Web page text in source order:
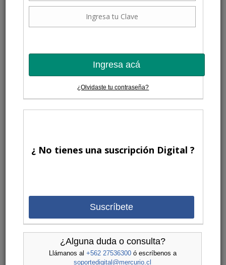
Ingresa acá
¿Olvidaste tu contraseña?
¿ No tienes una suscripción Digital ?
Suscríbete
¿Alguna duda o consulta?
Llámanos al +562 27536300ó escríbenos a
soportedigital@mercurio.cl